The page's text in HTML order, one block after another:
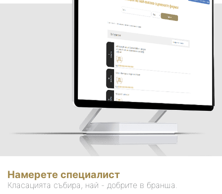
Намерете специалист
Класацията събира, най - добрите в бранша.